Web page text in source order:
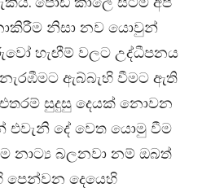
නිසා නව යොවුන්
හැඟීම් වලට උද්ධීපනය
ඇබ්බැහි වීමට ඇති
එතරම් සුදුසු දෙයක් නොවන
එවැනි දේ වෙත යොමු වීම
නාට්‍ය බලනවා නම් ඔබත්
පෙන්වන දෙයෙහි